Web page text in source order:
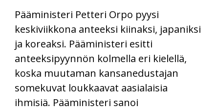
Pääministeri Petteri Orpo pyysi
keskiviikkona anteeksi kiinaksi, japaniksi
ja koreaksi. Pääministeri esitti
anteeksipyynnön kolmella eri kielellä,
koska muutaman kansanedustajan
somekuvat loukkaavat aasialaisia
ihmisiä. Pääministeri sanoi